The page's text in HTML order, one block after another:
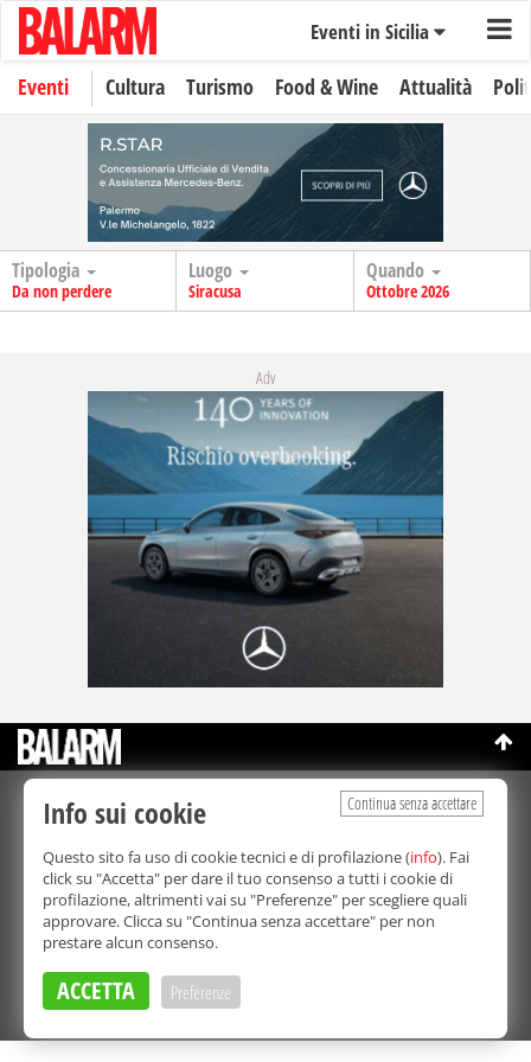
Eventi in Sicilia
Eventi Cultura Turismo Food & Wine Attualità
Tipologia
Da non perdere
Luogo
Siracusa
Quando
Ottobre 2026
Adv
©Copyright 2003-2026
Bmedia Srl
La riproduzione totale o parziale di tutti i contenuti, in qualunque
forma, su qualsiasi supporto è proibita.
Balarm.it è una testata giornalistica registrata. Autorizzazione del
Tribunale di Palermo n° 32 del 21/10/2003
Direttore responsabile:Fabio Ricotta
Privacy e Cookie Policy
Continua senza accettare
Info sui cookie
Questo sito fa uso di cookie tecnici e di profilazione (info). Fai
click su "Accetta" per dare il tuo consenso a tutti i cookie di
profilazione, altrimenti vai su "Preferenze" per scegliere quali
approvare. Clicca su "Continua senza accettare" per non
prestare alcun consenso.
ACCETTA Preferenze